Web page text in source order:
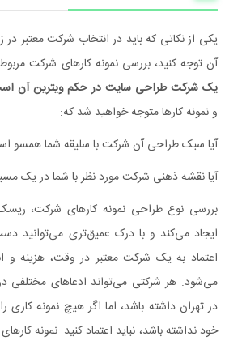
یکی از نکاتی که باید در انتخاب شرکت معتبر
آن توجه کنید، بررسی نمونه کارهای شرکت
یک شرکت طراحی سایت در حکم ویترین آن
و نمونه کارها متوجه خواهید شد که:
آیا سبک طراحی آن شرکت با سلیقه شما همسو
آیا نقشه ذهنی شرکت مورد نظر با شما در یک
بررسی نوع طراحی نمونه کارهای شرکت،
ایجاد می‌کند و با درک عمیق‌تری می‌توانید
اعتماد به یک شرکت معتبر در وقت، هزینه و
می‌شود. هر شرکتی می‌تواند ادعاهای مختلفی
در تهران داشته باشد، اما اگر هیچ نمونه کاری
خود نداشته باشد، نباید اعتماد کنید. نمونه